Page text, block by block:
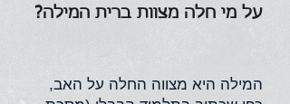
על מי חלה מצוות ברית המילה?
המילה היא מצווה החלה על האב,